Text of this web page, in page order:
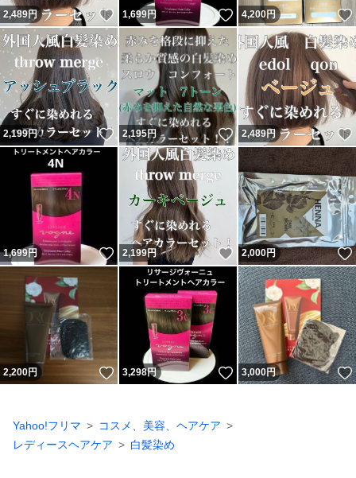
2,489円 いいね！
1,699円 いいね！
4,200円
2,199円 いいね！
2,195円 いいね！
2,489円
1,699円 いいね！
2,199円 いいね！
2,000円
2,200円 いいね！
3,298円 いいね！
3,000円
Yahoo!フリマ
コスメ、美容、ヘアケア
レディースヘアケア
白髪染め